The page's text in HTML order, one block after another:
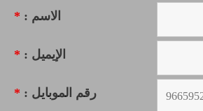
الاسم : *
الإيميل : *
رقم الموبايل : *